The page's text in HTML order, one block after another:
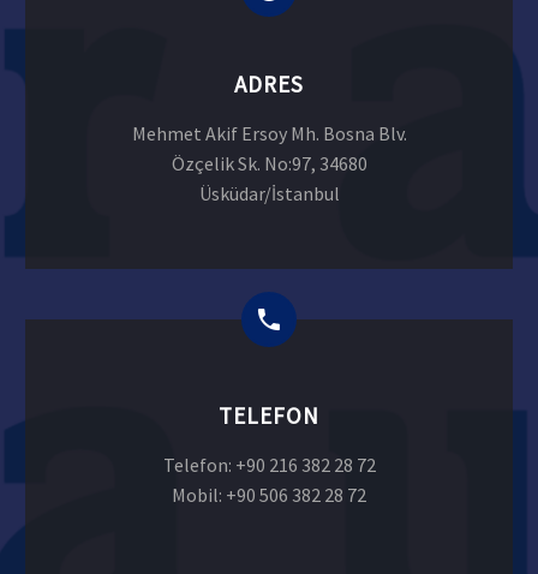
ADRES
Mehmet Akif Ersoy Mh. Bosna Blv.
Özçelik Sk. No:97, 34680
Üsküdar/İstanbul
TELEFON
Telefon: +90 216 382 28 72
Mobil: +90 506 382 28 72